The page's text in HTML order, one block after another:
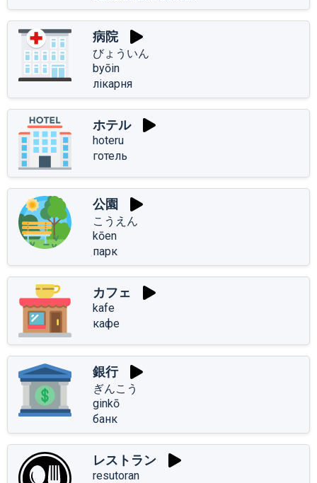
病院
びょういん
byōin
лікарня
ホテル
hoteru
готель
公園
こうえん
kōen
парк
カフェ
kafe
кафе
銀行
ぎんこう
ginkō
банк
レストラン
resutoran